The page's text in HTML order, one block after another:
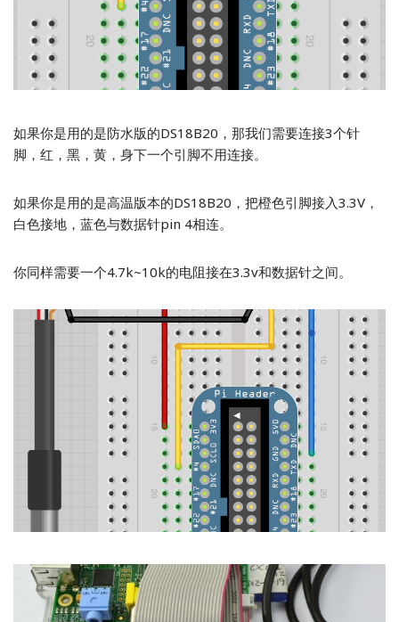
如果你是用的是防水版的DS18B20，那我们需要连接3个针
脚，红，黑，黄，身下一个引脚不用连接。
如果你是用的是高温版本的DS18B20，把橙色引脚接入3.3V，
白色接地，蓝色与数据针pin 4相连。
你同样需要一个4.7k~10k的电阻接在3.3v和数据针之间。